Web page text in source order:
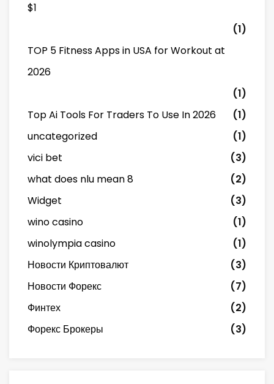
$1
(1)
TOP 5 Fitness Apps in USA for Workout at
2026
(1)
Top Ai Tools For Traders To Use In 2026
(1)
uncategorized
(1)
vici bet
(3)
what does nlu mean 8
(2)
Widget
(3)
wino casino
(1)
winolympia casino
(1)
Новости Криптовалют
(3)
Новости Форекс
(7)
Финтех
(2)
Форекс Брокеры
(3)